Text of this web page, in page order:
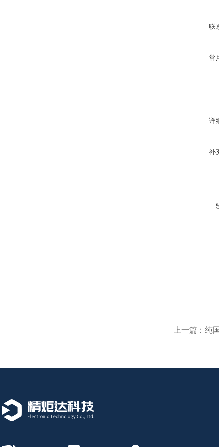
联
常
详
补
上一篇： 纯